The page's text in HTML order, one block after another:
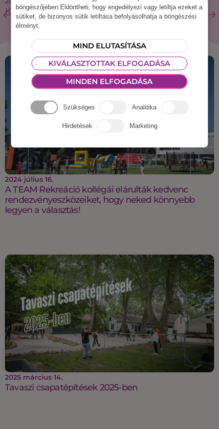
Környezetbarát ötletek rendezvényszervezéshez
2024 július 16.
A TEAM Rekreáció kollégái elárulták kedvenc
rendezvényeszközeiket, hogy neked könnyebb
legyen a választás!
2025 március 14.
Tavaszi csapatépítések 2025-ben
böngészőjében.Eldöntheti, hogy engedélyezi vagy letiltja ezeket a
sütiket, de bizonyos sütik letiltása befolyásolhatja a böngészési
élményt.
MIND ELUTASÍTÁSA
KIVÁLASZTOTTAK ELFOGADÁSA
MINDEN ELFOGADÁSA
Szükséges Analitika
Hirdetések Marketing